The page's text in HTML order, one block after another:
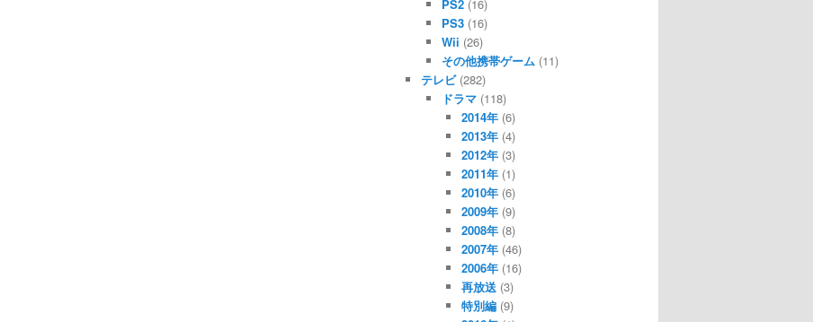
PS2(16)
PS3(16)
Wii (26)
その他携帯ゲーム (11)
テレビ(282)
ドラマ(118)
2014年 (6)
2013年 (4)
2012年 (3)
2011年 (1)
2010年 (6)
2009年 (9)
2008年 (8)
2007年 (46)
2006年 (16)
再放送 (3)
特別編 (9)